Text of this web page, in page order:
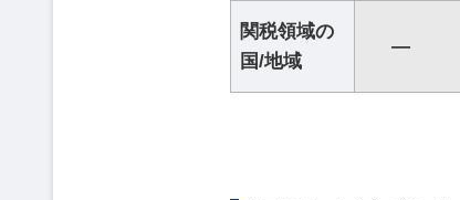
関税領域の
国/地域
―